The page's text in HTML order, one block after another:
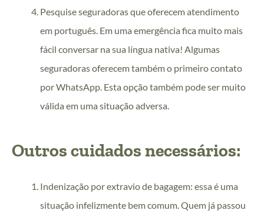
Pesquise seguradoras que oferecem atendimento
em português. Em uma emergência fica muito mais
fácil conversar na sua língua nativa! Algumas
seguradoras oferecem também o primeiro contato
por WhatsApp. Esta opção também pode ser muito
válida em uma situação adversa.
Outros cuidados necessários:
Indenização por extravio de bagagem: essa é uma
situação infelizmente bem comum. Quem já passou